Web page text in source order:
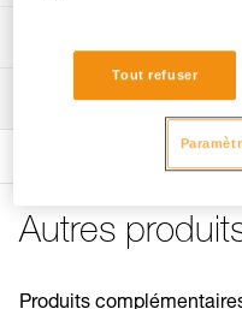
Référence : P023HB00
Conditionnement :
Garantie : 3 ans
Voir tous les contenus
Inspection
Autres
Produits
Tout refuser